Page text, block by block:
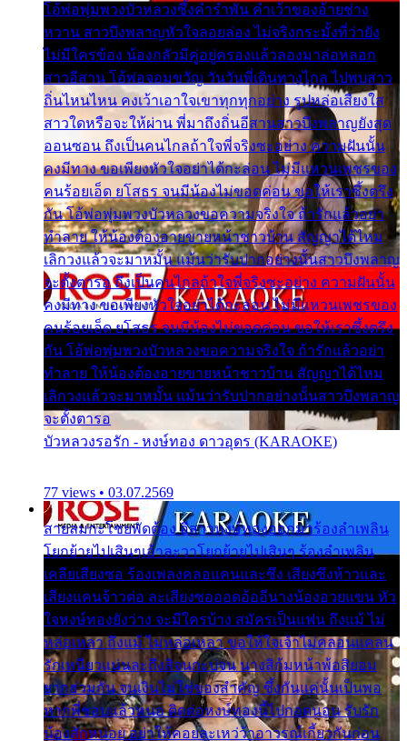
โอ้พ่อพุ่มพวงบัวหลวงซึ้งคำรำพัน คำเว้าของอ้ายช่าง
หวาน สาวบึงพลาญหัวใจลอยล่อง ไม่จริงกระมั้งที่ว่ายัง
ไม่มีใครข้อง น้องกลัวมีคู่อยู่ครองแล้วลองมาล่อหลอก
สาวอีสาน โอ้พ่อจอมขวัญ วันวันพี่เดินทางไกล ไปพบสาว
ถิ่นไหนไหน คงเว้าเอาใจเขาทุกทุกอย่าง รูปหล่อเสียงใส
สาวใดหรือจะให้ผ่าน พี่มาถึงถิ่นอีสานสาวบึงพลาญยังสุด
ออนซอน ถึงเป็นคนไกลถ้าใจพี่จริงซะอย่าง ความฝันนั้น
คงมีทาง ขอเพียงหัวใจอย่าได้กะล่อน ไม่มีแหวนเพชรของ
คนร้อยเอ็ด ยโสธร จนมีน้องไม่ขอดค่อน ขอให้เราซึ้งตรึง
กัน โอ้พ่อพุ่มพวงบัวหลวงขอความจริงใจ ถ้ารักแล้วอย่า
ทำลาย ให้น้องต้องอายขายหน้าชาวบ้าน สัญญาได้ไหม
เลิกวงแล้วจะมาหมั้น แม้นว่ารับปากอย่างนั้นสาวบึงพลาญ
จะตั้งตารอ ถึงเป็นคนไกลถ้าใจพี่จริงซะอย่าง ความฝันนั้น
คงมีทาง ขอเพียงหัวใจอย่าได้กะล่อน ไม่มีแหวนเพชรของ
คนร้อยเอ็ด ยโสธร จนมีน้องไม่ขอดค่อน ขอให้เราซึ้งตรึง
กัน โอ้พ่อพุ่มพวงบัวหลวงขอความจริงใจ ถ้ารักแล้วอย่า
ทำลาย ให้น้องต้องอายขายหน้าชาวบ้าน สัญญาได้ไหม
เลิกวงแล้วจะมาหมั้น แม้นว่ารับปากอย่างนั้นสาวบึงพลาญ
จะตั้งตารอ
บัวหลวงรอรัก - หงษ์ทอง ดาวอุดร (KARAOKE)
77 views • 03.07.2569
สายลมกะโชยพัดต้อง อีสาวหงษ์ทองออกมาร้องลำเพลิน
โยกย้ายไปเสินๆเอ้าละวาโยกย้ายไปเสินๆ ร้องลำเพลิน
เคลียเสียงซอ ร้องเพลงคลอแคนและซึง เสียงซึงห้าวและ
เสียงแคนจ้าวต่อ ละเสียงซอออดอ้ออีนางน้องอวยแขน หัว
ใจหงษ์ทองยังว่าง จะมีใครบ้าง สมัครเป็นแฟน ถึงแม้ ไม่
หล่อเหลา ถึงแม้ ไม่หล่อเหลา ขอให้ใจเจ้าไม่คลอนแคลน
รักเหนียวแน่นละถึงสิจนกะบ่จน นางสิก้มหน้าพ้อสิยอม
ยากฮ่วมกัน จนเงินไม่ใช่ของสำคัญ ซึ้งกันแค่นั้นเป็นพอ
หากพี่ชอบแล้วหนอ ติดต่อหงษ์ทองนี้ไปกอดนอน รับรัก
น้องสักหน่อย อย่าให้คอยละเหว่ว้าอาวรณ์เกี้ยวกันก่อน